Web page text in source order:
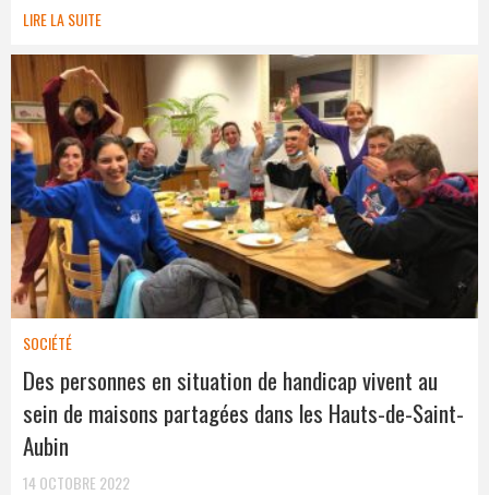
LIRE LA SUITE
SOCIÉTÉ
Des personnes en situation de handicap vivent au
sein de maisons partagées dans les Hauts-de-Saint-
Aubin
14 OCTOBRE 2022